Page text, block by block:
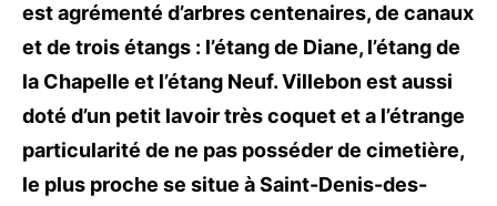
est agrémenté d’arbres centenaires, de canaux
et de trois étangs : l’étang de Diane, l’étang de
la Chapelle et l’étang Neuf. Villebon est aussi
doté d’un petit lavoir très coquet et a l’étrange
particularité de ne pas posséder de cimetière,
le plus proche se situe à Saint-Denis-des-